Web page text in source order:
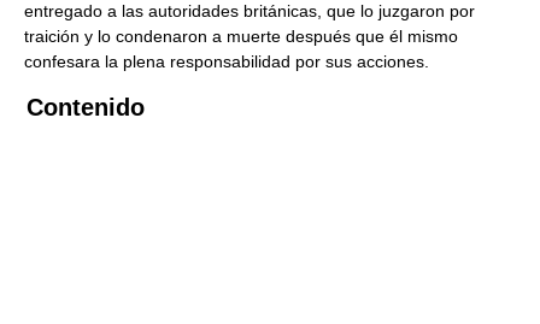
entregado a las autoridades británicas, que lo juzgaron por
traición y lo condenaron a muerte después que él mismo
confesara la plena responsabilidad por sus acciones.
Contenido